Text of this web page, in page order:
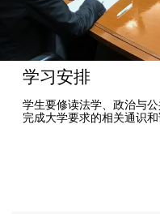
学习安排
学生要修读法学、政治与
完成大学要求的相关通识